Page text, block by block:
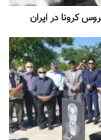
کرونا در ایران